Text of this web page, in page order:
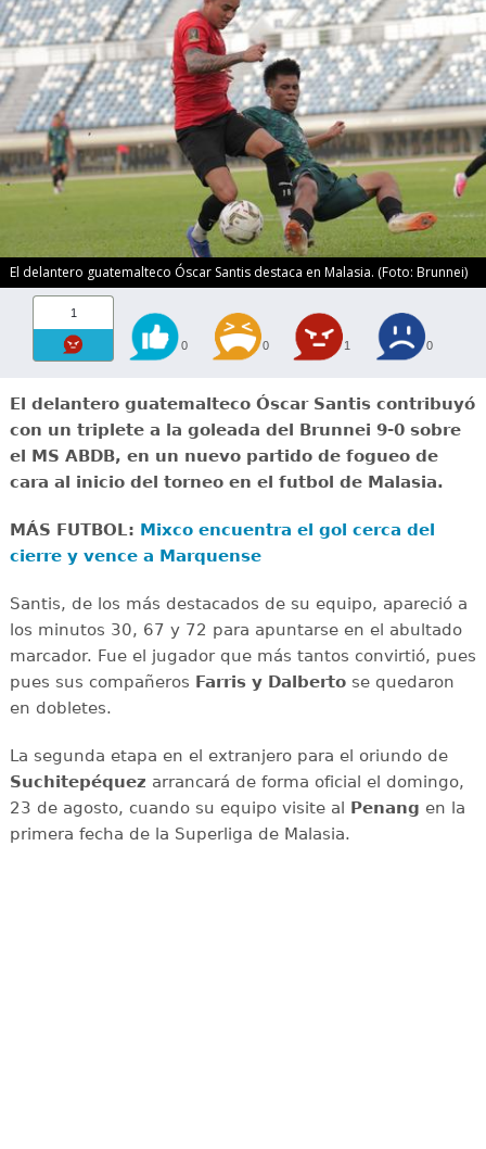
El delantero guatemalteco Óscar Santis destaca en Malasia. (Foto: Brunnei)
1
0 0 1 0
El delantero guatemalteco Óscar Santis contribuyó
con un triplete a la goleada del Brunnei 9-0 sobre
el MS ABDB, en un nuevo partido de fogueo de
cara al inicio del torneo en el futbol de Malasia.
MÁS FUTBOL: Mixco encuentra el gol cerca del
cierre y vence a Marquense
Santis, de los más destacados de su equipo, apareció a
los minutos 30, 67 y 72 para apuntarse en el abultado
marcador. Fue el jugador que más tantos convirtió, pues
pues sus compañeros Farris y Dalbertose quedaron
en dobletes.
La segunda etapa en el extranjero para el oriundo de
Suchitepéquez arrancará de forma oficial el domingo,
23 de agosto, cuando su equipo visite al Penang en la
primera fecha de la Superliga de Malasia.